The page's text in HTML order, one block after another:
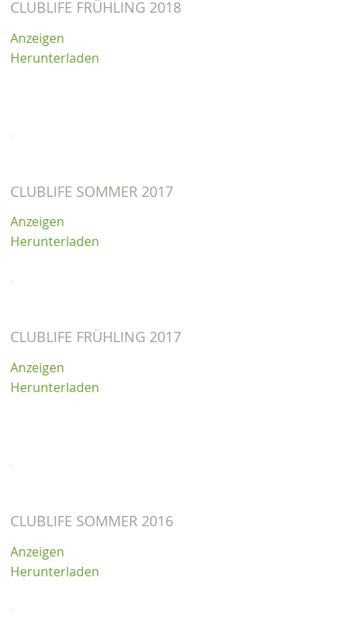
CLUBLIFE FRÜHLING 2018
Anzeigen
Herunterladen
CLUBLIFE SOMMER 2017
Anzeigen
Herunterladen
CLUBLIFE FRÜHLING 2017
Anzeigen
Herunterladen
CLUBLIFE SOMMER 2016
Anzeigen
Herunterladen